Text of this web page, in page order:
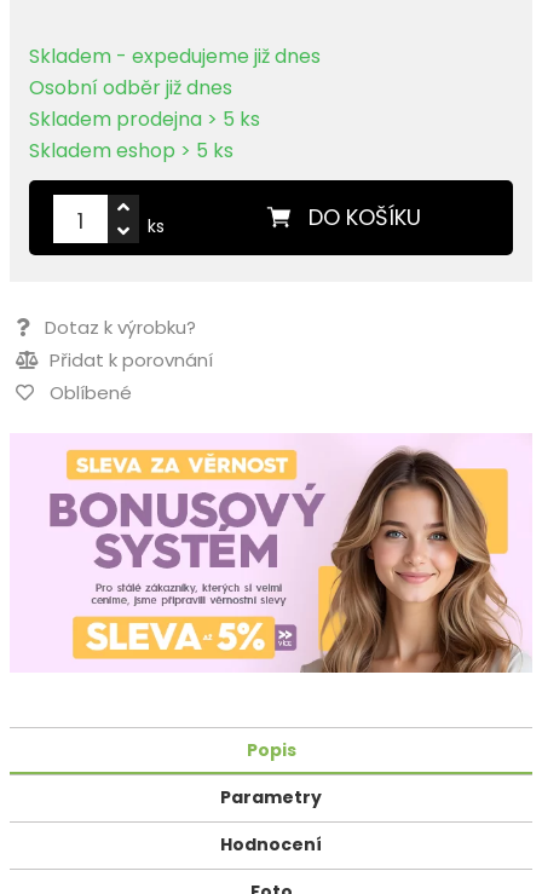
Skladem - expedujeme již dnes
Osobní odběr již dnes
Skladem prodejna > 5 ks
Skladem eshop > 5 ks
DO KOŠÍKU
ks
Dotaz k výrobku?
Přidat k porovnání
Oblíbené
Popis
Parametry
Hodnocení